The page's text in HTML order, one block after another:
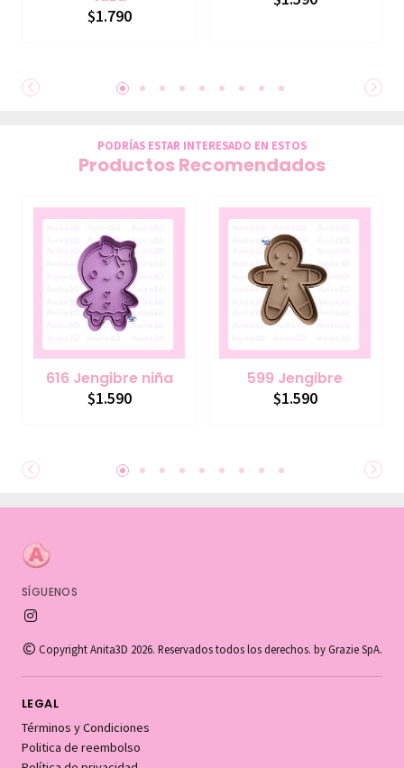
$1.790
PODRÍAS ESTAR INTERESADO EN ESTOS
Productos Recomendados
616 Jengibre niña
$1.590
599 Jengibre
$1.590
SÍGUENOS
Copyright Anita3D 2026. Reservados todos los derechos. by Grazie SpA.
LEGAL
Términos y Condiciones
Politica de reembolso